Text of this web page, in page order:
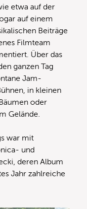
etwa auf der
auf einem
Beiträge
Filmteam
Über das
ganzen Tag
Jam-
in kleinen
oder
Gelände.
war mit
und
deren Album
Jahr zahlreiche